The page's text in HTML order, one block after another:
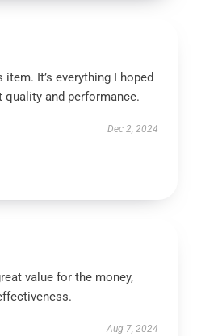
It’s everything I hoped
quality and performance.
Dec 2, 2024
value for the money,
Aug 7, 2024